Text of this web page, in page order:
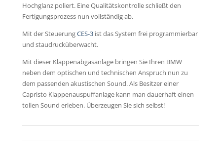
Hochglanz poliert. Eine Qualitätskontrolle schließt den
Fertigungsprozess nun vollständig ab.
Mit der SteuerungCES-3ist das System frei programmierbar
und staudrucküberwacht.
Mit dieser Klappenabgasanlage bringen Sie Ihren BMW
neben dem optischen und technischen Anspruch nun zu
dem passenden akustischen Sound. Als Besitzer einer
Capristo Klappenauspuffanlage kann man dauerhaft einen
tollen Sound erleben. Überzeugen Sie sich selbst!